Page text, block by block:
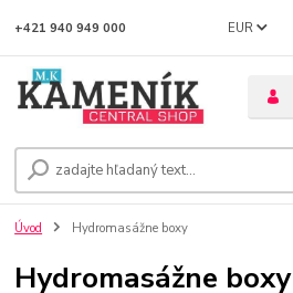
EUR
+421 940 949 000
Úvod Hydromasážne boxy
Hydromasážne boxy